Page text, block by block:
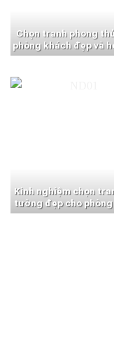
Chọn tranh phong
phòng khách đẹp và
Kinh nghiệm chọn
tường đẹp cho